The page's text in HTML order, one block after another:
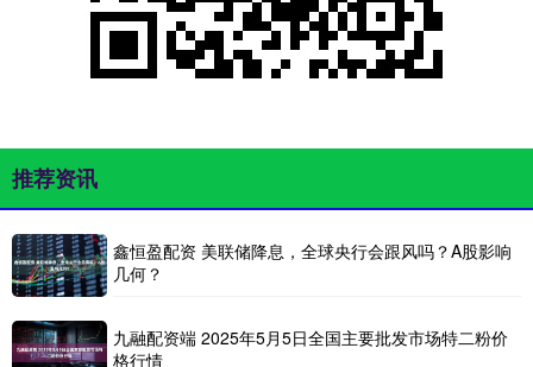
推荐资讯
鑫恒盈配资 美联储降息，全球央行会跟风吗？A股影响
几何？
九融配资端 2025年5月5日全国主要批发市场特二粉价
格行情